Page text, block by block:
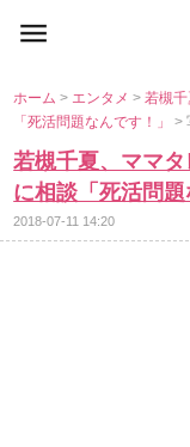
ホーム> エンタメ>若槻
「死活問題なんです！」>
若槻千夏、ママ
に相談「死活問題
2018-07-11 14:20